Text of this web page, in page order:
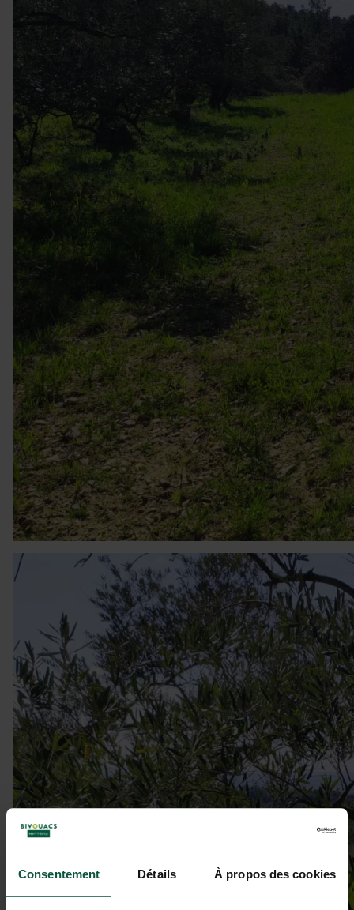
Consentement Détails À propos des cookies